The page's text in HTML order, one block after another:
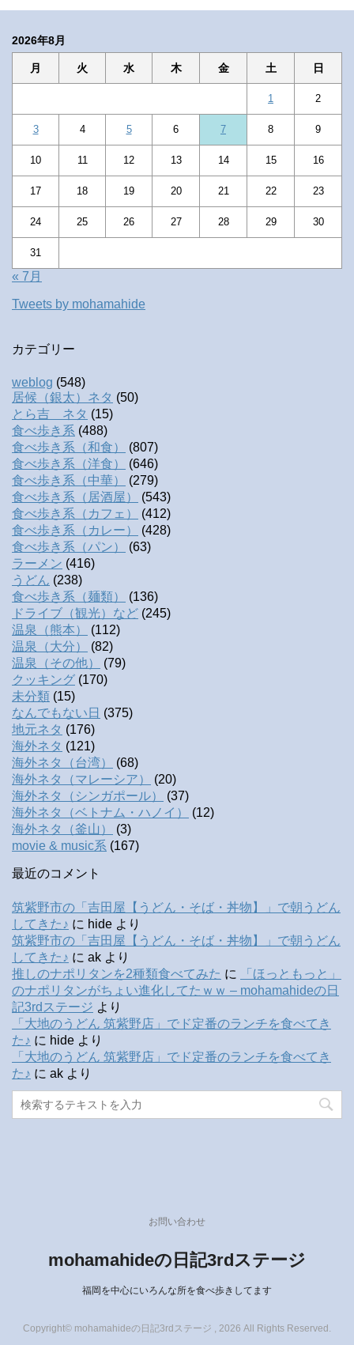
2026年8月
月 火 水 木 金 土 日
1 2
3 4 5 6 7 8 9
10 11 12 13 14 15 16
17 18 19 20 21 22 23
24 25 26 27 28 29 30
31
« 7月
Tweets by mohamahide
カテゴリー
weblog (548)
居候（銀太）ネタ (50)
とら吉 ネタ (15)
食べ歩き系 (488)
食べ歩き系（和食）
(807)
食べ歩き系（洋食）
(646)
食べ歩き系（中華）
(279)
食べ歩き系（居酒屋）
(543)
食べ歩き系（カフェ）
(412)
食べ歩き系（カレー）
(428)
食べ歩き系（パン）
(63)
ラーメン (416)
うどん (238)
食べ歩き系（麺類）
(136)
ドライブ（観光）など (245)
温泉（熊本）
(112)
温泉（大分）
(82)
温泉（その他）
(79)
クッキング (170)
未分類 (15)
なんでもない日 (375)
地元ネタ (176)
海外ネタ (121)
海外ネタ（台湾）
(68)
海外ネタ（マレーシア）
(20)
海外ネタ（シンガポール）
(37)
海外ネタ（ベトナム・ハノイ）
(12)
海外ネタ（釜山）
(3)
movie & music系 (167)
最近のコメント
筑紫野市の「吉田屋【うどん・そば・丼物】」で朝うどん
してきた♪ に hide より
筑紫野市の「吉田屋【うどん・そば・丼物】」で朝うどん
してきた♪ に ak より
推しのナポリタンを2種類食べてみた に
「ほっともっと」
のナポリタンがちょい進化してたｗｗ – mohamahideの日
記3rdステージ より
「大地のうどん 筑紫野店」でド定番のランチを食べてき
た♪ に hide より
「大地のうどん 筑紫野店」でド定番のランチを食べてき
た♪ に ak より
お問い合わせ
mohamahideの日記3rdステージ
福岡を中心にいろんな所を食べ歩きしてます
Copyright© mohamahideの日記3rdステージ , 2026 All Rights Reserved.